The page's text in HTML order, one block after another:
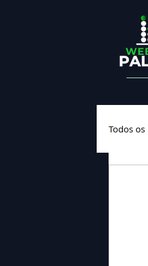
Todos os